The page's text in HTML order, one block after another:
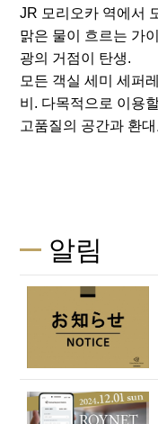
JR 모리오카 역에서
맑은 물이 흐르는 가
광의 거점이 탄생.
모든 객실 세미 세퍼
비. 다목적으로 이용
고품질의 공간과 환
알림